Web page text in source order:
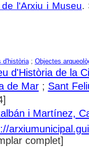
de l'Arxiu i Museu.
d'història; Objectes
d'Història de la
de Mar; Sant
i Martínez,
complet]